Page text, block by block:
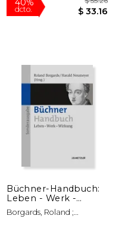
40%
Büchner-Handbuch:
Leben - Werk -
Wirkung (en Alemán)
Borgards, Roland ;